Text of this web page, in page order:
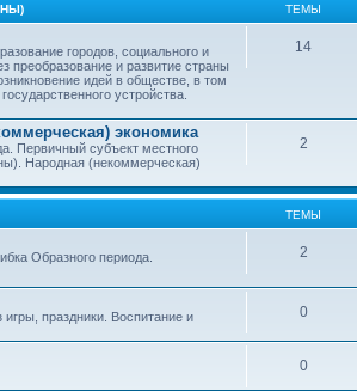
ТЕМЫ
городов, социального и
преобразование и развитие страны
идей в обществе, в том
устройства.
14
экономика
Первичный субъект местного
Народная (некоммерческая)
2
ТЕМЫ
Образного периода. 2
праздники. Воспитание и
0
0